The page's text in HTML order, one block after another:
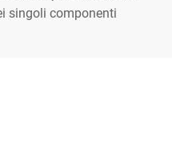
singoli componenti